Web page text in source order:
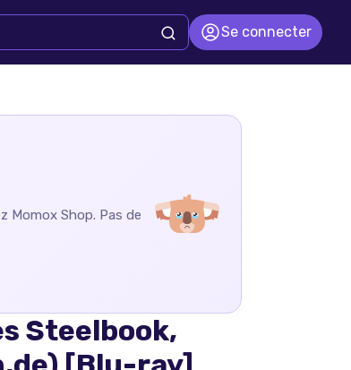
Se connecter
Momox Shop. Pas de
Steelbook,